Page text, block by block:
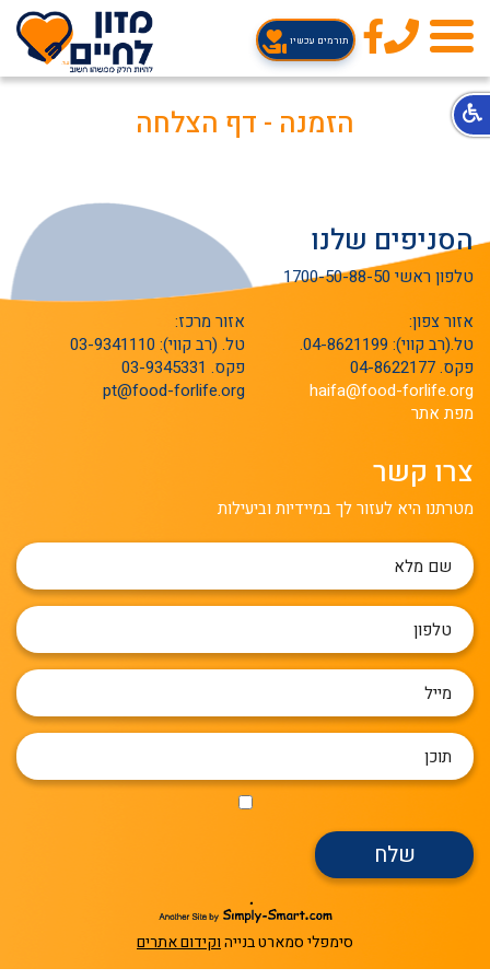
טלפוןתורמים עכשיו
הזמנה - דף הצלחה
הסניפים שלנו
טלפון ראשי 1700-50-88-50
אזור צפון:
טל.(רב קווי): 04-8621199.
פקס. 04-8622177
haifa@food-forlife.org
מפת אתר
אזור מרכז:
טל. (רב קווי): 03-9341110
פקס. 03-9345331
pt@food-forlife.org
צרו קשר
מטרתנו היא לעזור לך במיידיות וביעילות
שלח
simply-
smart.com
|
סימפלי סמארט בנייהוקידום אתרים